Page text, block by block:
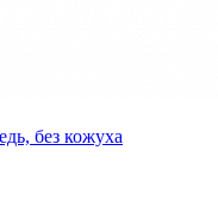
без кожуха